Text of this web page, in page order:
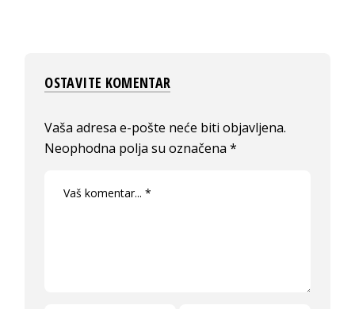
OSTAVITE KOMENTAR
Vaša adresa e-pošte neće biti objavljena.
Neophodna polja su označena*